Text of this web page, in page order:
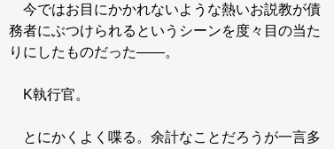
今ではお目にかかれないような熱いお説教が債
務者にぶつけられるというシーンを度々目の当た
りにしたものだった――。
K執行官。
とにかくよく喋る。余計なことだろうが一言多